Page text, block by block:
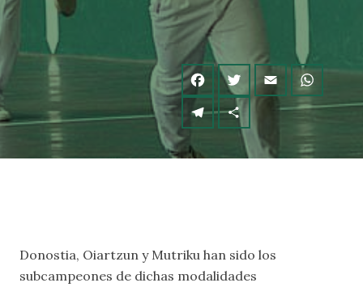
Donostia, Oiartzun y Mutriku han sido los
subcampeones de dichas modalidades